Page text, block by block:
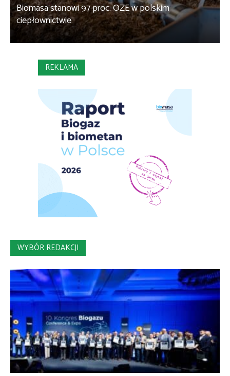
Biomasa stanowi 97 proc. OZE w polskim
ciepłownictwie
REKLAMA
WYBÓR REDAKCJI